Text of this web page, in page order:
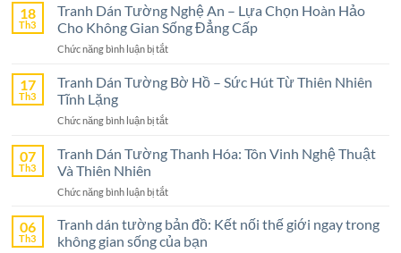
Dán
Tường
Ninh
Bình
Lựa
Không
Sống
18
Th3
Tranh Dán Tường Nghệ An – Lựa Chọn Hoàn Hảo
Cho Không Gian Sống Đẳng Cấp
Chức năng bình luận bị tắtở
Dán
An
Lựa
Không
Gian
17
Th3
Tranh Dán Tường Bờ Hồ – Sức Hút Từ Thiên Nhiên
Tĩnh Lặng
Chức năng bình luận bị tắtở
Dán
Tường
Hồ
Sức
Hút
07
Th3
Tranh Dán Tường Thanh Hóa: Tôn Vinh Nghệ Thuật
Và Thiên Nhiên
Chức năng bình luận bị tắtở
Dán
Tường
06
Th3
Tranh dán tường bản đồ: Kết nối thế giới ngay trong
không gian sống của bạn